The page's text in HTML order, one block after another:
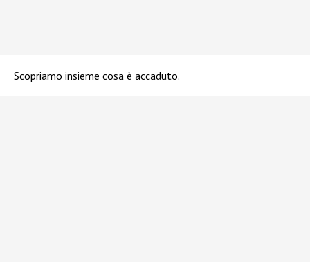
Scopriamo insieme cosa è accaduto.